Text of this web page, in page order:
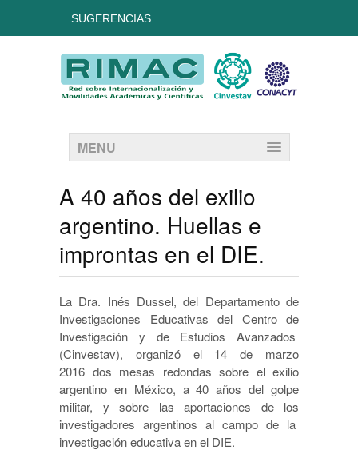
SUGERENCIAS
MENU
A 40 años del exilio
argentino. Huellas e
improntas en el DIE.
La Dra. Inés Dussel, del Departamento de
Investigaciones Educativas del Centro de
Investigación y de Estudios Avanzados
(Cinvestav), organizó el 14 de marzo
2016 dos mesas redondas sobre el exilio
argentino en México, a 40 años del golpe
militar, y sobre las aportaciones de los
investigadores argentinos al campo de la
investigación educativa en el DIE.